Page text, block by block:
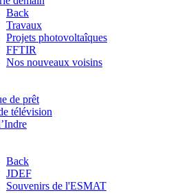
Back
Travaux
Projets photovoltaîques
FFTIR
Nos nouveaux voisins
de prêt
télévision
Back
JDEF
Souvenirs de l'ESMAT